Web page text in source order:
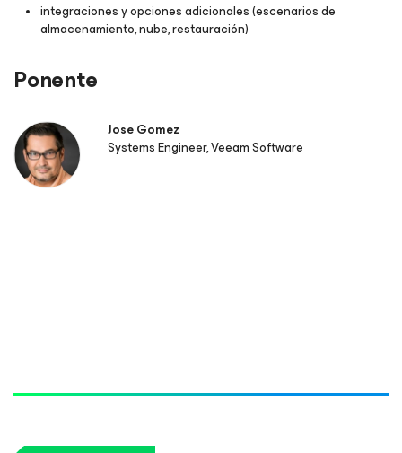
integraciones y opciones adicionales (escenarios de
almacenamiento, nube, restauración)
Ponente
Jose Gomez
Systems Engineer, Veeam Software